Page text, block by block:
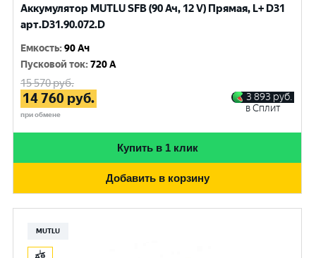
Аккумулятор MUTLU SFB (90 Ач, 12 V) Прямая, L+ D31
арт.D31.90.072.D
Емкость:90 Ач
Пусковой ток:720 A
15 570руб.
14 760 руб.
при обмене
3 893 руб.
в Сплит
Купить в 1 клик
Добавить в корзину
MUTLU